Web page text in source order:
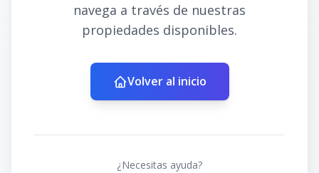
navega a través de nuestras
propiedades disponibles.
Volver al inicio
¿Necesitas ayuda?